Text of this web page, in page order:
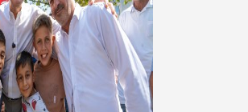
memlekete